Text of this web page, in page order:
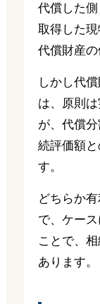
代償した
取得した
代償財産の
しかし代
は、原則
が、代償
続評価額
す。
どちらか
で、ケー
ことで、
あります。